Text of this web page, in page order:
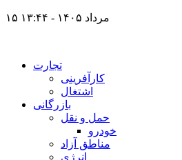
۱۵ مرداد ۱۴۰۵ - ۱۳:۴۴
تجارت
کارآفرینی
اشتغال
بازرگانی
حمل و نقل
خودرو
مناطق آزاد
انرژی